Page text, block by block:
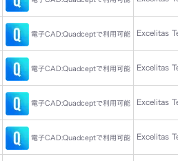
電子CAD:Quadceptで利用可能 Excelitas
電子CAD:Quadceptで利用可能 Excelitas
電子CAD:Quadceptで利用可能 Excelitas
電子CAD:Quadceptで利用可能 Excelitas